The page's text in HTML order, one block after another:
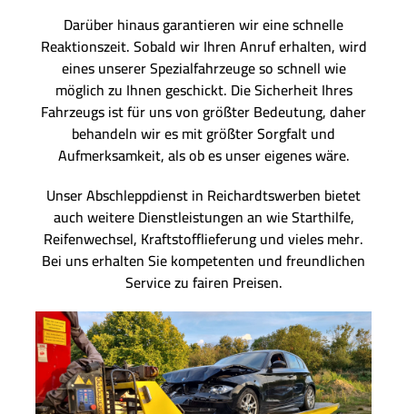
Darüber hinaus garantieren wir eine schnelle
Reaktionszeit. Sobald wir Ihren Anruf erhalten, wird
eines unserer Spezialfahrzeuge so schnell wie
möglich zu Ihnen geschickt. Die Sicherheit Ihres
Fahrzeugs ist für uns von größter Bedeutung, daher
behandeln wir es mit größter Sorgfalt und
Aufmerksamkeit, als ob es unser eigenes wäre.
Unser Abschleppdienst in Reichardtswerben bietet
auch weitere Dienstleistungen an wie Starthilfe,
Reifenwechsel, Kraftstofflieferung und vieles mehr.
Bei uns erhalten Sie kompetenten und freundlichen
Service zu fairen Preisen.